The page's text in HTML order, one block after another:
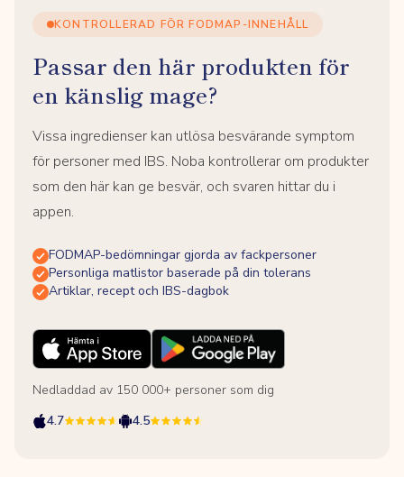
KONTROLLERAD FÖR FODMAP-INNEHÅLL
Passar den här produkten för
en känslig mage?
Vissa ingredienser kan utlösa besvärande symptom
för personer med IBS. Noba kontrollerar om produkter
som den här kan ge besvär, och svaren hittar du i
appen.
FODMAP-bedömningar gjorda av fackpersoner
Personliga matlistor baserade på din tolerans
Artiklar, recept och IBS-dagbok
Nedladdad av 150 000+ personer som dig
4.7
4.5